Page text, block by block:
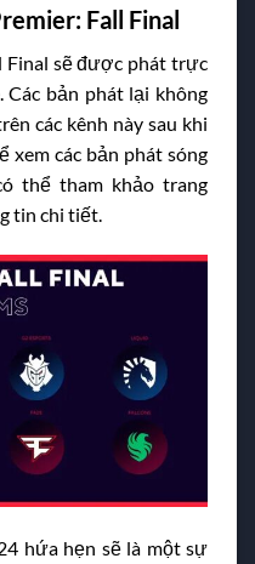
Fall Final
Final sẽ được phát trực
Các bản phát lại không
các kênh này sau khi
xem các bản phát sóng
thể tham khảo trang
tin chi tiết.
hứa hẹn sẽ là một sự